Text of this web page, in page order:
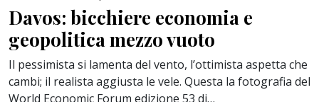
Davos: bicchiere economia e
geopolitica mezzo vuoto
Il pessimista si lamenta del vento, l’ottimista aspetta che
cambi; il realista aggiusta le vele. Questa la fotografia del
World Economic Forum edizione 53 di…